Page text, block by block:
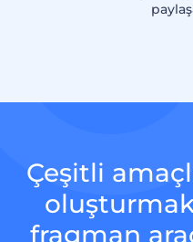
Çeşitli
fragman